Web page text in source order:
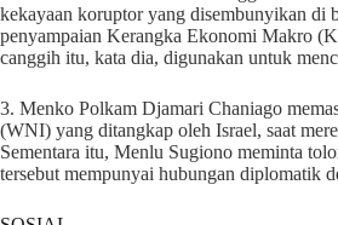
kekayaan koruptor yang disembunyikan di
penyampaian Kerangka Ekonomi Makro
canggih itu, kata dia, digunakan untuk
3. Menko Polkam Djamari Chaniago
(WNI) yang ditangkap oleh Israel, saat
Sementara itu, Menlu Sugiono meminta
tersebut mempunyai hubungan diplomatik